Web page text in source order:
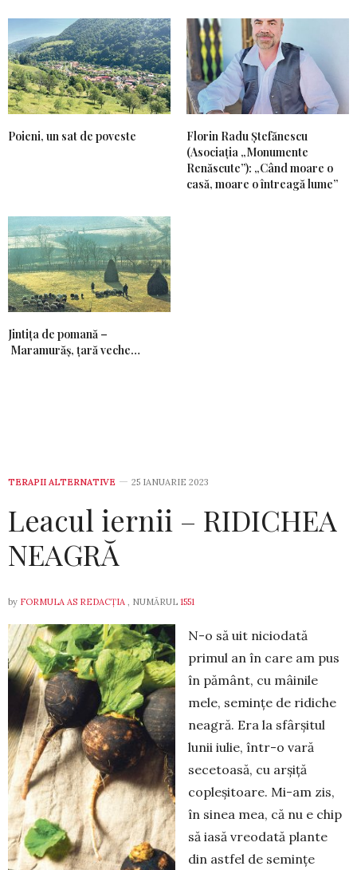
Poieni, un sat de poveste
Florin Radu Ștefănescu
(Asociația „Monumente
Renăscute”): „Când moare o
casă, moare o întreagă lume”
Jintiţa de pomană –
Maramurăş, ţară veche…
TERAPII ALTERNATIVE 25 IANUARIE 2023
Leacul iernii – RIDICHEA
NEAGRĂ
by FORMULA AS REDACȚIA , NUMĂRUL 1551
N-o să uit niciodată
primul an în care am pus
în pământ, cu mâinile
mele, semințe de ridiche
neagră. Era la sfâr­șitul
lunii iulie, într-o vară
secetoasă, cu arșiță
copleșitoare. Mi-am zis,
în sinea mea, că nu e chip
să iasă vreodată plante
din astfel de semințe